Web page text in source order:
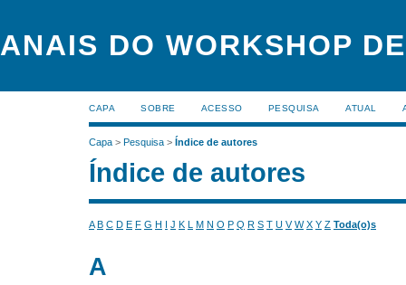
ANAIS DO WORKSHOP
CAPA SOBRE ACESSO PESQUISA ATUAL
Capa > Pesquisa > Índice de autores
Índice de autores
A B C D E F G H I J K L M N O P Q R S T U V W X Y Z Toda(o)s
A